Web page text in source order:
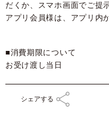
だくか、スマホ画面でご提
アプリ会員様は、アプリ内
■消費期限について
お受け渡し当日
シェアする